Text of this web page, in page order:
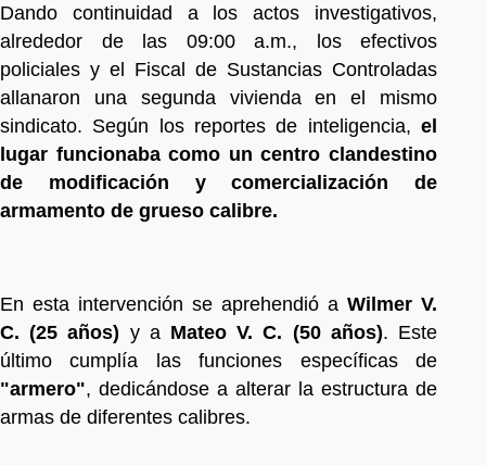
Dando continuidad a los actos investigativos,
alrededor de las 09:00 a.m., los efectivos
policiales y el Fiscal de Sustancias Controladas
allanaron una segunda vivienda en el mismo
sindicato. Según los reportes de inteligencia, el
lugar funcionaba como un centro clandestino
de modificación y comercialización de
armamento de grueso calibre.
En esta intervención se aprehendió a Wilmer V.
C. (25 años) y a Mateo V. C. (50 años). Este
último cumplía las funciones específicas de
"armero", dedicándose a alterar la estructura de
armas de diferentes calibres.